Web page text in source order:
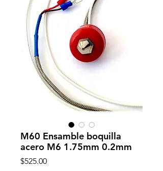
M60 Ensamble boquilla
acero M6 1.75mm 0.2mm
$525.00Precio